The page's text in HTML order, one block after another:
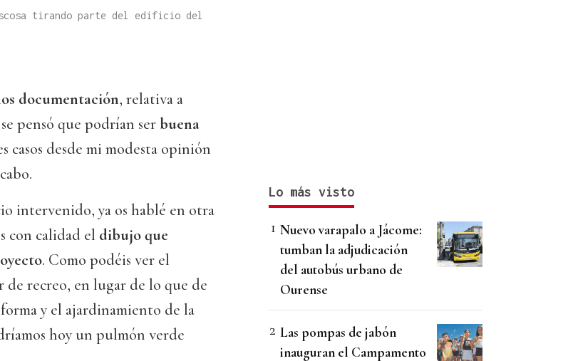
tirando parte del edificio del
documentación, relativa a
pensó que podrían ser buena
casos desde mi modesta opinión
intervenido, ya os hablé en otra
con calidad el dibujo que
. Como podéis ver el
recreo, en lugar de lo que de
y el ajardinamiento de la
hoy un pulmón verde
Lo más visto
Nuevo varapalo a Jácome:
tumban la adjudicación
del autobús urbano de
Ourense
Las pompas de jabón
inauguran el Campamento